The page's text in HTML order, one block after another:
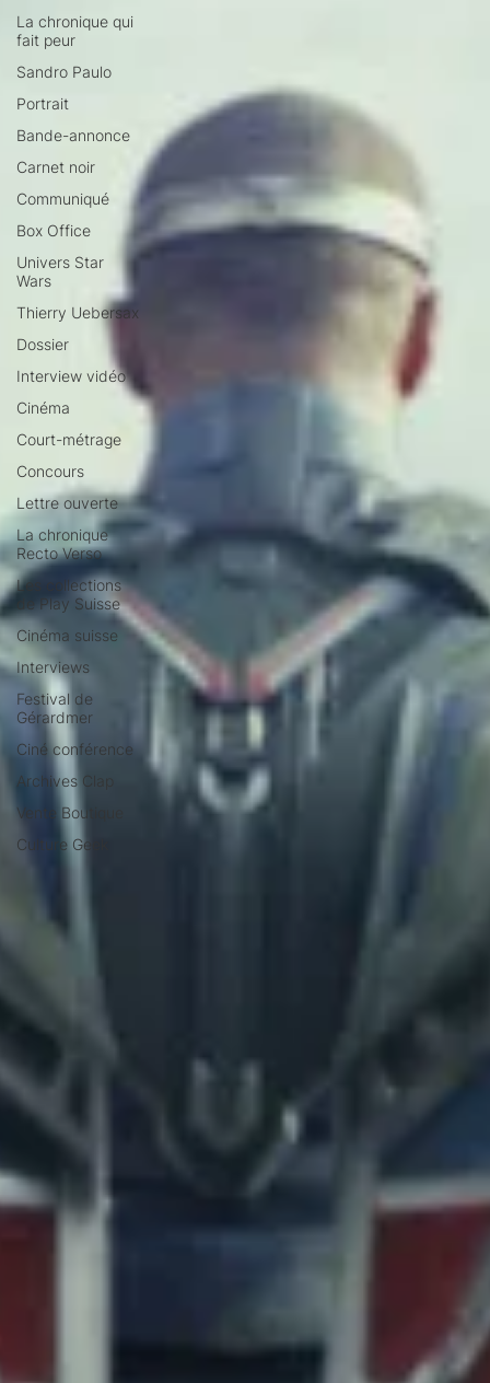
La chronique qui
fait peur
Sandro Paulo
Portrait
Bande-annonce
Carnet noir
Communiqué
Box Office
Univers Star
Wars
Thierry Uebersax
Dossier
Interview vidéo
Cinéma
Court-métrage
Concours
Lettre ouverte
La chronique
Recto Verso
Les collections
de Play Suisse
Cinéma suisse
Interviews
Festival de
Gérardmer
Ciné conférence
Archives Clap
Vente Boutique
Culture Geek